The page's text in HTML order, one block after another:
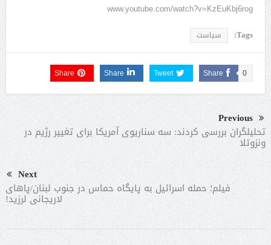
www.youtube.com/watch?v=KzEuKbj6rog
Tags: سیاست
Share 0
Tweet
Share
Share
Previous
تحلیلگران بررسی کردند: سه سناریوی آمریکا برای تغییر رژیم در
ونزوئلا
Next
فیلم؛ حمله اسرائیل به پایگاه حماس در جنوب لبنان/پاهای
لاریجانی لرزید!